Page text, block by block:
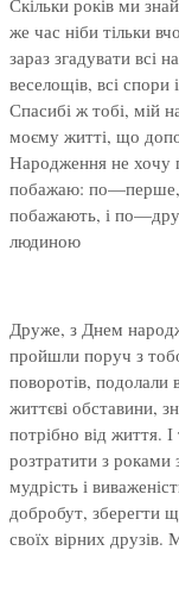
Скільки років ми
же час ніби тільки
зараз згадувати всі
веселощів, всі
Спасибі ж тобі, мій
моєму житті, що
Народження не хочу
побажаю: по—перше,
побажають, і
людиною
Друже, з Днем
пройшли поруч з
поворотів, подолали
життєві обставини,
потрібно від життя.
розтратити з роками
мудрість і
добробут, зберегти
своїх вірних